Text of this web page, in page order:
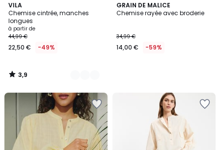
VILA
Chemise cintrée, manches
longues
à partir de
44,99 €
22,50 € -49%
3,9
/ 5
8
Couleurs
3,9
/
GRAIN DE MALICE
Chemise rayée avec broderie
34,99 €
14,00 € -59%